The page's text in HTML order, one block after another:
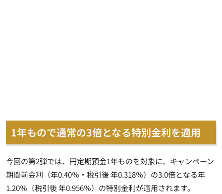
1年もので通常の3倍となる特別金利を適用
今回の第2弾では、円定期預金1年ものを対象に、キャンペーン
期間前金利（年0.40％・税引後 年0.318％）の3.0倍となる年
1.20％（税引後 年0.956％）の特別金利が適用されます。